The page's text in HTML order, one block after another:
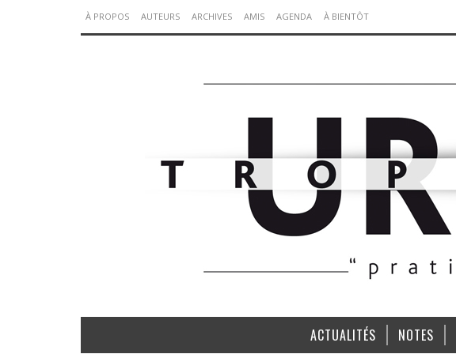
À PROPOS AUTEURS ARCHIVES AMIS AGENDA À BIENTÔT
ACTUALITÉS NOTES